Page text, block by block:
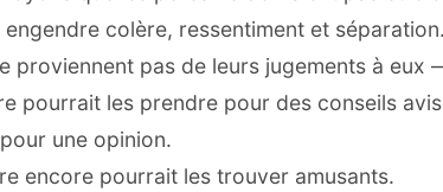
colère, ressentiment et séparation.
proviennent pas de leurs jugements à eux
pourrait les prendre pour des conseils
une opinion.
encore pourrait les trouver amusants.